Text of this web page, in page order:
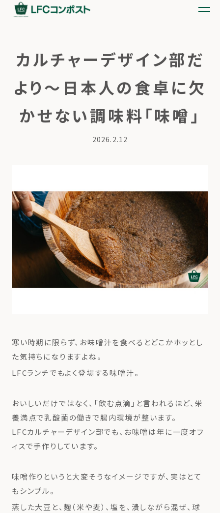
カルチャーデザイン部だ
より〜日本人の食卓に欠
かせない調味料「味噌」
2026.2.12
寒い時期に限らず、お味噌汁を食べるとどこかホッとし
た気持ちになりますよね。
LFCランチでもよく登場する味噌汁。
おいしいだけではなく、「飲む点滴」と言われるほど、栄
養満点で乳酸菌の働きで腸内環境が整います。
LFCカルチャーデザイン部でも、お味噌は年に一度オフ
ィスで手作りしています。
味噌作りというと大変そうなイメージですが、実はとて
もシンプル。
蒸した大豆と、麹（米や麦）、塩を、潰しながら混ぜ、球